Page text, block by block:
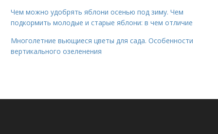
Чем можно удобрять яблони осенью под зиму. Чем
подкормить молодые и старые яблони: в чем отличие
Многолетние вьющиеся цветы для сада. Особенности
вертикального озеленения